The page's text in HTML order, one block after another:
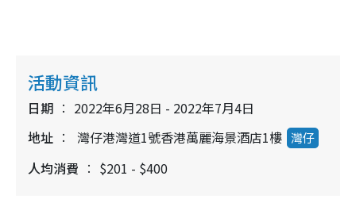
活動資訊
日期
2022年6月28日 - 2022年7月4日
地址
灣仔港灣道1號香港萬麗海景酒店1樓 灣仔
人均消費 $201 - $400